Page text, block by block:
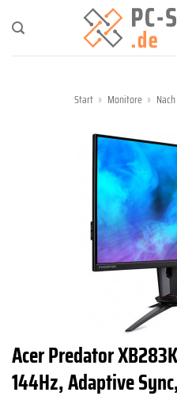
Inhalt
springen
Start » Monitore »
Acer Predator
144Hz, Adaptive